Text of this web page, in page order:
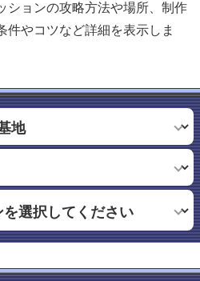
ションの攻略方法や場所、制作
件やコツなど詳細を表示しま